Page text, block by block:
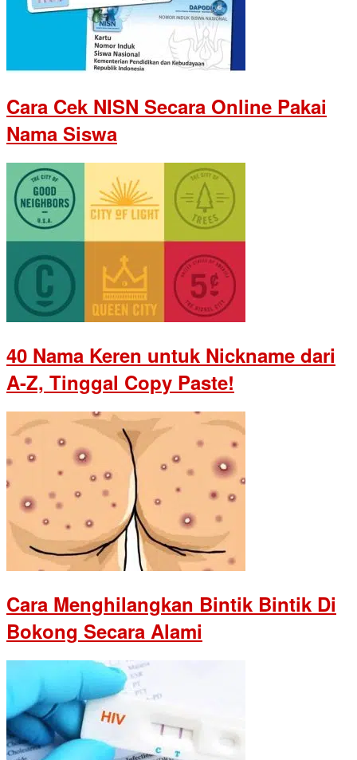
Cara Cek NISN Secara Online Pakai
Nama Siswa
40 Nama Keren untuk Nickname dari
A-Z, Tinggal Copy Paste!
Cara Menghilangkan Bintik Bintik Di
Bokong Secara Alami